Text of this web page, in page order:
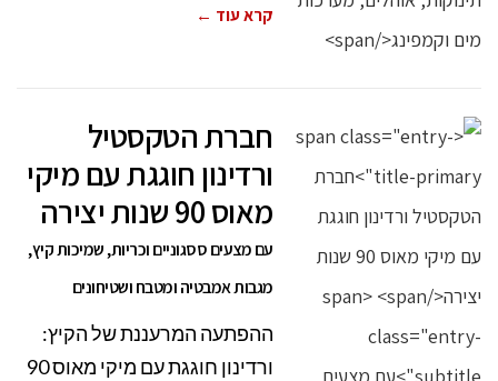
קרא עוד ←
חברת הטקסטיל
ורדינון חוגגת עם מיקי
מאוס 90 שנות יצירה
עם מצעים ססגוניים וכריות, שמיכות קיץ,
מגבות אמבטיה ומטבח ושטיחונים
ההפתעה המרעננת של הקיץ:
ורדינון חוגגת עם מיקי מאוס 90